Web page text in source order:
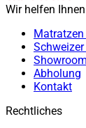
Wir helfen Ihnen
Showroom
Abholung
Kontakt
Rechtliches